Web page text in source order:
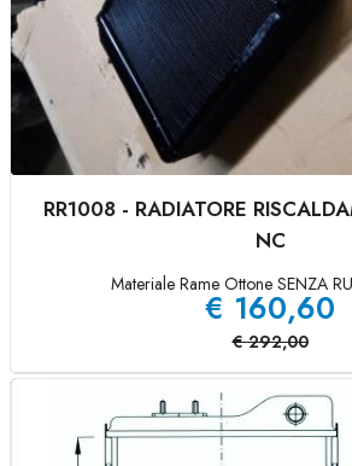
RR1008 - RADIATORE
NC
Materiale Rame Ottone SENZA
€ 160,60
€ 292,00